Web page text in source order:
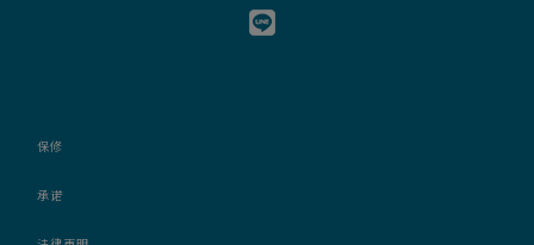
保修
承诺